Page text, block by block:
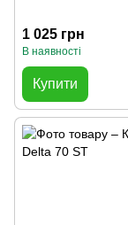
1 025 грн
В наявності
Купити